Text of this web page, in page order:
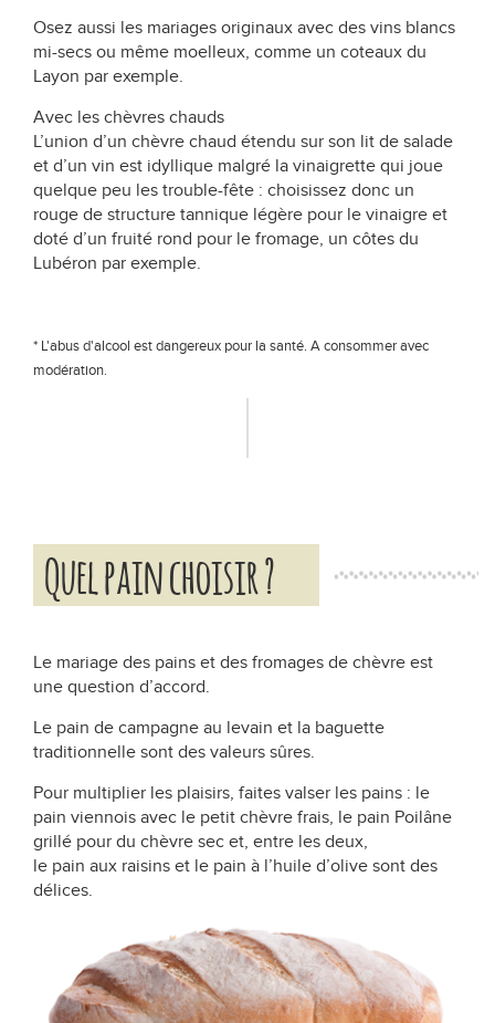
Osez aussi les mariages originaux avec des vins blancs
mi-secs ou même moelleux, comme un coteaux du
Layon par exemple.
Avec les chèvres chauds
L’union d’un chèvre chaud étendu sur son lit de salade
et d’un vin est idyllique malgré la vinaigrette qui joue
quelque peu les trouble-fête : choisissez donc un
rouge de structure tannique légère pour le vinaigre et
doté d’un fruité rond pour le fromage, un côtes du
Lubéron par exemple.
* L'abus d'alcool est dangereux pour la santé. A consommer avec
modération.
Quel pain choisir ?
Le mariage des pains et des fromages de chèvre est
une question d’accord.
Le pain de campagne au levain et la baguette
traditionnelle sont des valeurs sûres.
Pour multiplier les plaisirs, faites valser les pains : le
pain viennois avec le petit chèvre frais, le pain Poilâne
grillé pour du chèvre sec et, entre les deux,
le pain aux raisins et le pain à l’huile d’olive sont des
délices.